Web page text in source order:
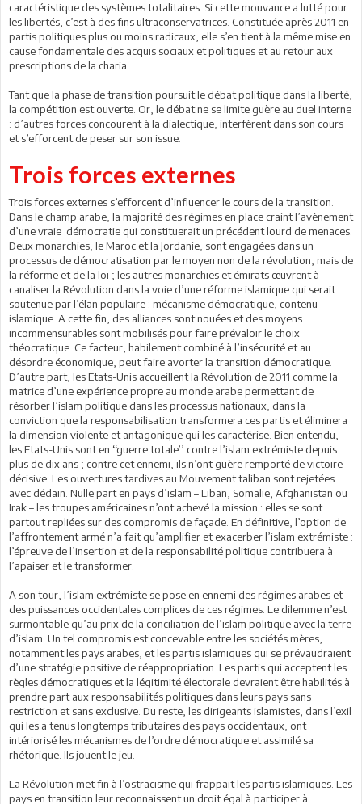
caractéristique des systèmes totalitaires. Si cette mouvance a lutté pour
les libertés, c’est à des fins ultraconservatrices. Constituée après 2011 en
partis politiques plus ou moins radicaux, elle s’en tient à la même mise en
cause fondamentale des acquis sociaux et politiques et au retour aux
prescriptions de la charia.
Tant que la phase de transition poursuit le débat politique dans la liberté,
la compétition est ouverte. Or, le débat ne se limite guère au duel interne
: d’autres forces concourent à la dialectique, interfèrent dans son cours
et s’efforcent de peser sur son issue.
Trois forces externes
Trois forces externes s’efforcent d’influencer le cours de la transition.
Dans le champ arabe, la majorité des régimes en place craint l’avènement
d’une vraie démocratie qui constituerait un précédent lourd de menaces.
Deux monarchies, le Maroc et la Jordanie, sont engagées dans un
processus de démocratisation par le moyen non de la révolution, mais de
la réforme et de la loi ; les autres monarchies et émirats œuvrent à
canaliser la Révolution dans la voie d’une réforme islamique qui serait
soutenue par l’élan populaire : mécanisme démocratique, contenu
islamique. A cette fin, des alliances sont nouées et des moyens
incommensurables sont mobilisés pour faire prévaloir le choix
théocratique. Ce facteur, habilement combiné à l’insécurité et au
désordre économique, peut faire avorter la transition démocratique.
D’autre part, les Etats-Unis accueillent la Révolution de 2011 comme la
matrice d’une expérience propre au monde arabe permettant de
résorber l’islam politique dans les processus nationaux, dans la
conviction que la responsabilisation transformera ces partis et éliminera
la dimension violente et antagonique qui les caractérise. Bien entendu,
les Etats-Unis sont en ‘‘guerre totale’’ contre l’islam extrémiste depuis
plus de dix ans ; contre cet ennemi, ils n’ont guère remporté de victoire
décisive. Les ouvertures tardives au Mouvement taliban sont rejetées
avec dédain. Nulle part en pays d’islam – Liban, Somalie, Afghanistan ou
Irak – les troupes américaines n’ont achevé la mission : elles se sont
partout repliées sur des compromis de façade. En définitive, l’option de
l’affrontement armé n’a fait qu’amplifier et exacerber l’islam extrémiste :
l’épreuve de l’insertion et de la responsabilité politique contribuera à
l’apaiser et le transformer.
A son tour, l’islam extrémiste se pose en ennemi des régimes arabes et
des puissances occidentales complices de ces régimes. Le dilemme n’est
surmontable qu’au prix de la conciliation de l’islam politique avec la terre
d’islam. Un tel compromis est concevable entre les sociétés mères,
notamment les pays arabes, et les partis islamiques qui se prévaudraient
d’une stratégie positive de réappropriation. Les partis qui acceptent les
règles démocratiques et la légitimité électorale devraient être habilités à
prendre part aux responsabilités politiques dans leurs pays sans
restriction et sans exclusive. Du reste, les dirigeants islamistes, dans l’exil
qui les a tenus longtemps tributaires des pays occidentaux, ont
intériorisé les mécanismes de l’ordre démocratique et assimilé sa
rhétorique. Ils jouent le jeu.
La Révolution met fin à l’ostracisme qui frappait les partis islamiques. Les
pays en transition leur reconnaissent un droit égal à participer à